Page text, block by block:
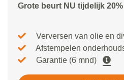
Grote beurt NU tijdelijk
Verversen van olie en
Afstempelen
Garantie (6 mnd)